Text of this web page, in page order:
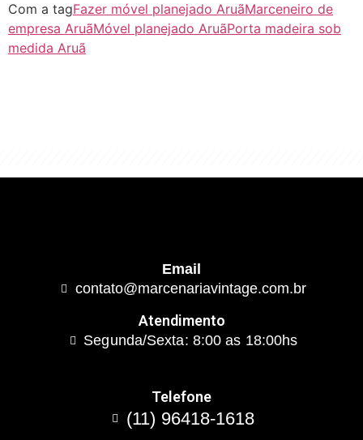
Com a tagFazer móvel planejado AruãMarceneiro de
empresa AruãMóvel planejado AruãPorta madeira sob
medida Aruã
Email
contato@marcenariavintage.com.br
Atendimento
Segunda/Sexta: 8:00 as 18:00hs
Telefone
(11) 96418-1618